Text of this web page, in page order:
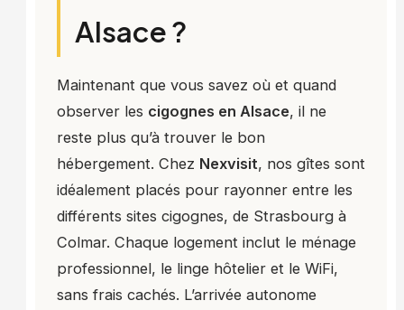
Alsace ?
Maintenant que vous savez où et quand
observer les cigognes en Alsace, il ne
reste plus qu’à trouver le bon
hébergement. Chez Nexvisit, nos gîtes sont
idéalement placés pour rayonner entre les
différents sites cigognes, de Strasbourg à
Colmar. Chaque logement inclut le ménage
professionnel, le linge hôtelier et le WiFi,
sans frais cachés. L’arrivée autonome